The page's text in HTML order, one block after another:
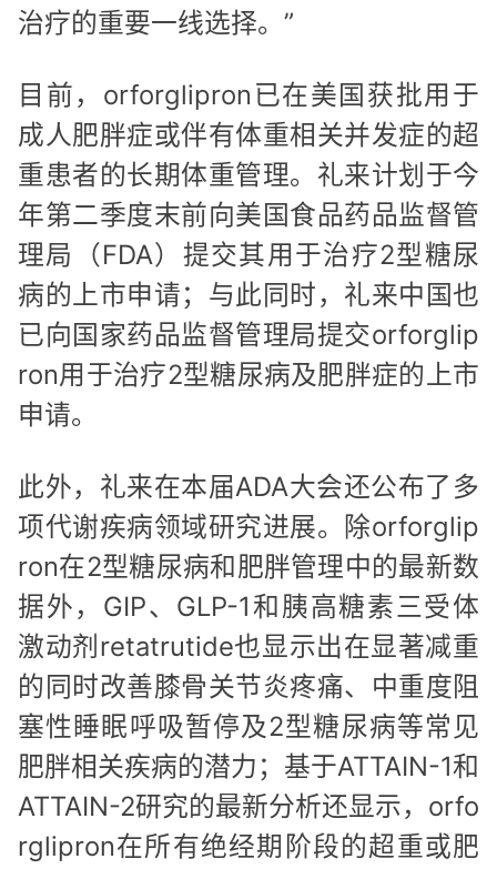
治疗的重要一线选择。”
目前，orforglipron已在美国获批用于
成人肥胖症或伴有体重相关并发症的超
重患者的长期体重管理。礼来计划于今
年第二季度末前向美国食品药品监督管
理局（FDA）提交其用于治疗2型糖尿
病的上市申请；与此同时，礼来中国也
已向国家药品监督管理局提交orforglip
ron用于治疗2型糖尿病及肥胖症的上市
申请。
此外，礼来在本届ADA大会还公布了多
项代谢疾病领域研究进展。除orforglip
ron在2型糖尿病和肥胖管理中的最新数
据外，GIP、GLP-1和胰高糖素三受体
激动剂retatrutide也显示出在显著减重
的同时改善膝骨关节炎疼痛、中重度阻
塞性睡眠呼吸暂停及2型糖尿病等常见
肥胖相关疾病的潜力；基于ATTAIN-1和
ATTAIN-2研究的最新分析还显示，orfo
rglipron在所有绝经期阶段的超重或肥